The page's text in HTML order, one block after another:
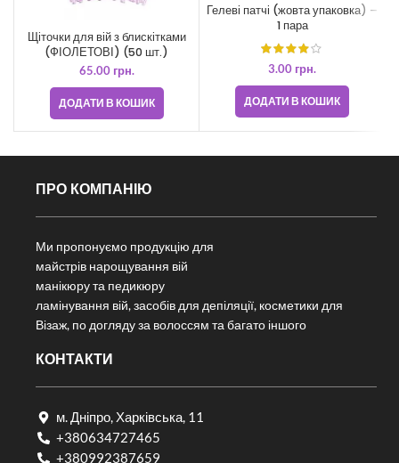
Щіточки для вій з блискітками
(ФІОЛЕТОВІ) (50 шт.)
65.00 грн.
ДОДАТИ В КОШИК
Гелеві патчі (жовта упаковка) –
1 пара
3.00 грн.
ДОДАТИ В КОШИК
ПРО КОМПАНІЮ
Ми пропонуємо продукцію для
майстрів нарощування вій
манікюру та педикюру
ламінування вій, засобів для депіляції, косметики для
Візаж, по догляду за волоссям та багато іншого
КОНТАКТИ
м. Дніпро, Харківська, 11
+380634727465
+380992387659